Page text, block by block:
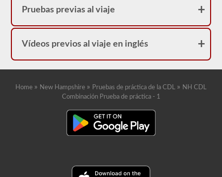
Pruebas previas al viaje
Vídeos previos al viaje en inglés
Home » New Hampshire » Pruebas de práctica de la CDL » NH CDL
Combinación Prueba de práctica - 1